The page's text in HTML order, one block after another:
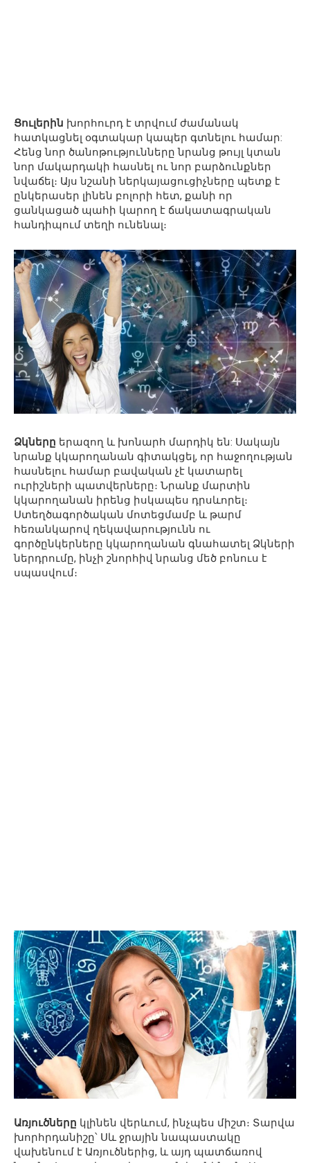
Ցուլերին խորհուրդ է տրվում ժամանակ
հատկացնել օգտակար կապեր գտնելու համար:
Հենց նոր ծանոթությունները նրանց թույլ կտան
նոր մակարդակի հասնել ու նոր բարձունքներ
նվաճել։ Այս նշանի ներկայացուցիչները պետք է
ընկերասեր լինեն բոլորի հետ, քանի որ
ցանկացած պահի կարող է ճակատագրական
հանդիպում տեղի ունենալ։
Ձկները երազող և խոնարհ մարդիկ են: Սակայն
նրանք կկարողանան գիտակցել, որ հաջողության
հասնելու համար բավական չէ կատարել
ուրիշների պատվերները։ Նրանք մարտին
կկարողանան իրենց իսկապես դրսևորել։
Ստեղծագործական մոտեցմամբ և թարմ
հեռանկարով ղեկավարությունն ու
գործընկերները կկարողանան գնահատել Ձկների
ներդրումը, ինչի շնորհիվ նրանց մեծ բոնուս է
սպասվում։
Առյուծները կլինեն վերևում, ինչպես միշտ։ Տարվա
խորհրդանիշը՝ Սև ջրային նապաստակը
վախենում է Առյուծներից, և այդ պատճառով